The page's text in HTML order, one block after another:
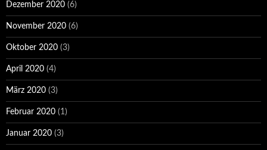
Dezember 2020 (6)
November 2020 (6)
Oktober 2020 (3)
April 2020 (4)
März 2020 (3)
Februar 2020 (1)
Januar 2020 (3)